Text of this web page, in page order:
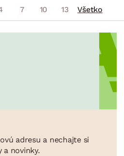
7 10 13 Všetko
adresu a nechajte si
a novinky.